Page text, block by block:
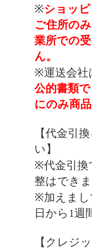
※ショッ
ご住所の
業所での
ん。
※運送会社
公的書類
にのみ商
【代金引
い】
※代金引換
整はでき
※加えまし
日から1週
【クレジ